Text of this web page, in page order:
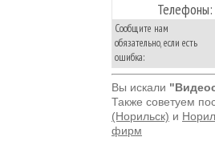
Телефоны:
Сообщите нам
обязательно, если есть
ошибка:
Вы искали
Также советуем
(Норильск) и
фирм